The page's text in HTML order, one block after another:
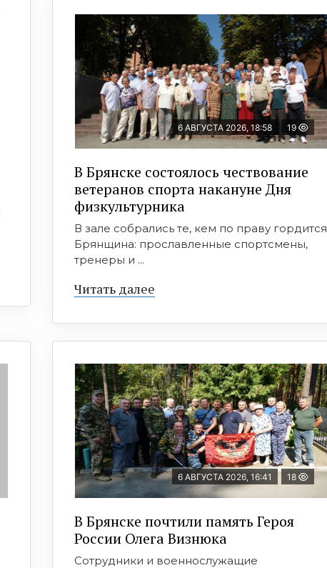
6 АВГУСТА 2026, 18:58 19
В Брянске состоялось чествование
ветеранов спорта накануне Дня
физкультурника
В зале собрались те, кем по праву гордится
Брянщина: прославленные спортсмены,
тренеры и ...
Читать далее
6 АВГУСТА 2026, 16:41 18
В Брянске почтили память Героя
России Олега Визнюка
Сотрудники и военнослужащие